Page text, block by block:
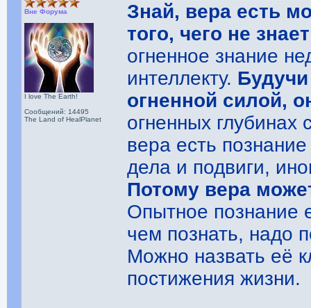
Вне Форума
I love The Earth!
Сообщений: 14495
The Land of HealPlanet
Знай, вера есть
того, чего не
огненное знание
интеллекту.
огненной силой,
огненных глубинах
вера есть
дела и подвиги,
Потому вера
Опытное познание
чем познать, надо
Можно назвать её
постижения жизни.